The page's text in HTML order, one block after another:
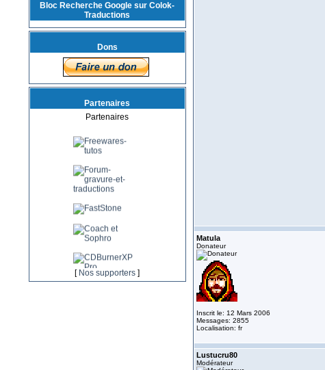
Bloc Recherche Google sur Colok-
Traductions
Dons
Partenaires
Partenaires
[ Nos supporters ]
Matula
Donateur
Inscrit le: 12 Mars 2006
Messages: 2855
Localisation: fr
Lustucru80
Modérateur